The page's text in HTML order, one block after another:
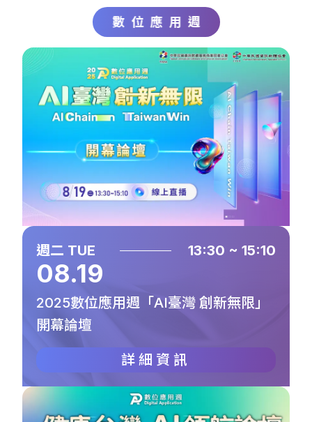
數位應用週
週二 TUE 13:30 ~ 15:10
08.19
2025數位應用週「AI臺灣 創新無限」
開幕論壇
詳細資訊